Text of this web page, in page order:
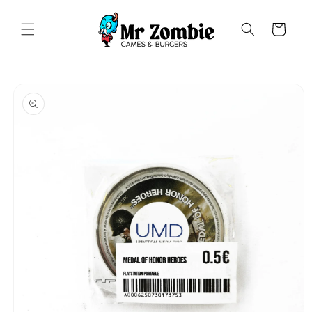
conteúdo
Carrinho
informação
do produto